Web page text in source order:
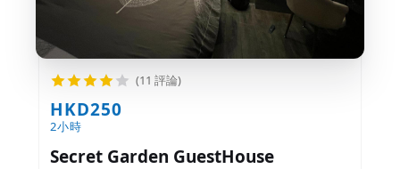
(11 評論)
HKD250
2小時
Secret Garden GuestHouse